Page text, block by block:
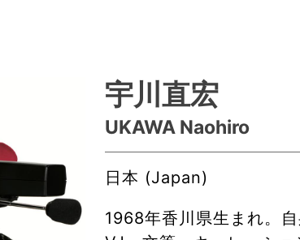
宇川直宏
UKAWA Naohiro
日本 (Japan)
1968年香川県生まれ。